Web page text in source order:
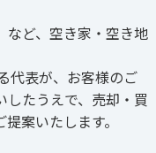
など、空き家・空き地
代表が、お客様のご
たうえで、売却・買
案いたします。